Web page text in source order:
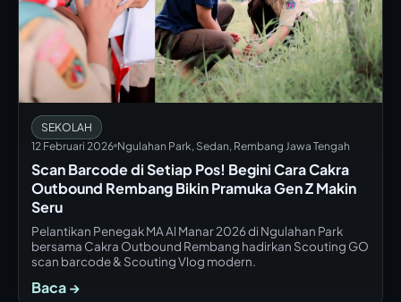
SEKOLAH
12 Februari 2026 Ngulahan Park, Sedan, Rembang Jawa Tengah
Scan Barcode di Setiap Pos! Begini Cara Cakra
Outbound Rembang Bikin Pramuka Gen Z Makin
Seru
Pelantikan Penegak MA Al Manar 2026 di Ngulahan Park
bersama Cakra Outbound Rembang hadirkan Scouting GO
scan barcode & Scouting Vlog modern.
Baca →